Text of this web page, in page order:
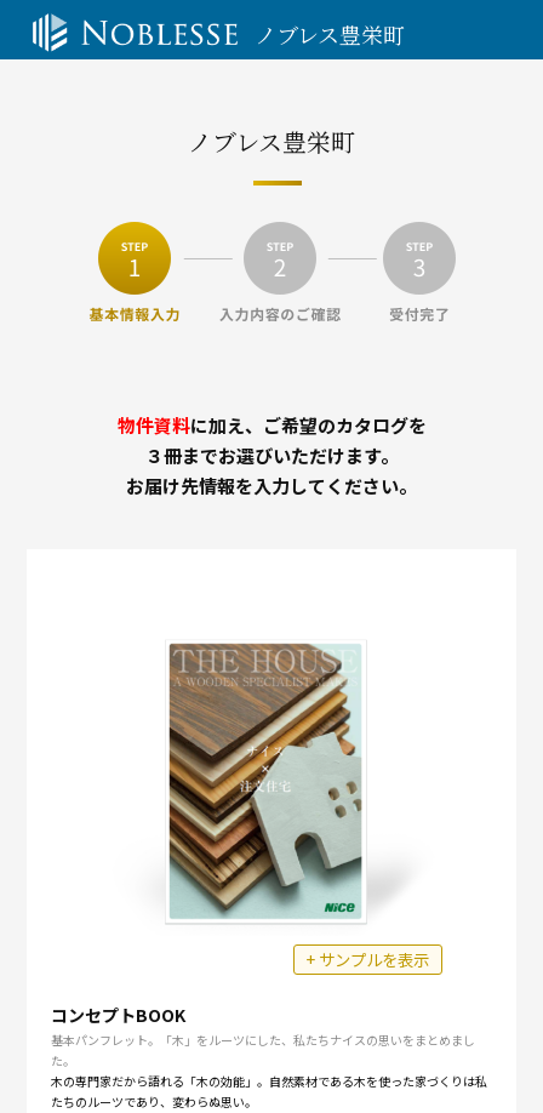
ノブレス豊栄町
ノブレス豊栄町
物件資料に加え、ご希望のカタログを
３冊までお選びいただけます。
お届け先情報を入力してください。
+ サンプルを表示
コンセプトBOOK
基本パンフレット。「木」をルーツにした、私たちナイスの思いをまとめまし
た。
木の専門家だから語れる「木の効能」。自然素材である木を使った家づくりは私
たちのルーツであり、変わらぬ思い。